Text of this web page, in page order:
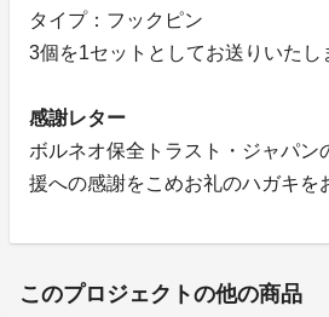
タイプ：フックピン
3個を1セットとしてお送りいたし
感謝レター
ボルネオ保全トラスト・ジャパン
援への感謝をこめお礼のハガキを
このプロジェクトの他の商品